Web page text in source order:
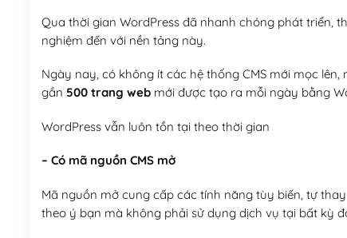
Qua thời gian WordPress đã nhanh chóng phát triển,
nghiệm đến với nền tảng này.
Ngày nay, có không ít các hệ thống CMS mới mọc
gần 500 trang webmới được tạo ra mỗi ngày bằng
WordPress vẫn luôn tồn tại theo thời gian
– Có mã nguồn CMS mở
Mã nguồn mở cung cấp các tính năng tùy biến, tự
theo ý bạn mà không phải sử dụng dịch vụ tại bất kỳ